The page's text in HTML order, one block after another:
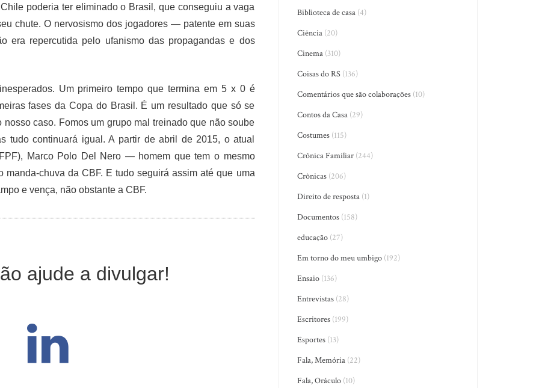
poderia ter eliminado o Brasil, que conseguiu a vaga
chute. O nervosismo dos jogadores — patente em suas
era repercutida pelo ufanismo das propagandas e dos
Um primeiro tempo que termina em 5 x 0 é
fases da Copa do Brasil. É um resultado que só se
caso. Fomos um grupo mal treinado que não soube
tudo continuará igual. A partir de abril de 2015, o atual
Marco Polo Del Nero — homem que tem o mesmo
chuva da CBF. E tudo seguirá assim até que uma
e vença, não obstante a CBF.
ajude a divulgar!
Biblioteca de casa (4)
Ciência (20)
Cinema (310)
Coisas do RS (136)
Comentários que são colaborações (10)
Contos da Casa (29)
Costumes (115)
Crônica Familiar (244)
Crônicas (206)
Direito de resposta (1)
Documentos (158)
educação (27)
Em torno do meu umbigo (192)
Ensaio (136)
Entrevistas (28)
Escritores (199)
Esportes (13)
Fala, Memória (22)
Fala, Oráculo (10)